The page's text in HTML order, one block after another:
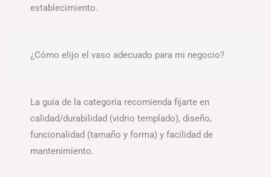
establecimiento.
¿Cómo elijo el vaso adecuado para mi negocio?
La guía de la categoría recomienda fijarte en
calidad/durabilidad (vidrio templado), diseño,
funcionalidad (tamaño y forma) y facilidad de
mantenimiento.